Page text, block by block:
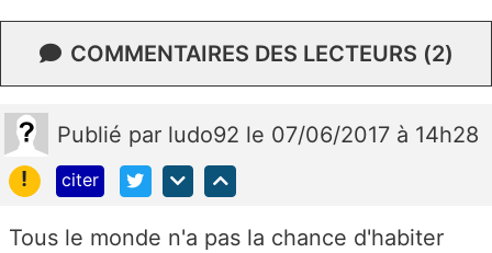
COMMENTAIRES DES LECTEURS (2)
Publié par ludo92 le 07/06/2017 à 14h28
!
citer
Tous le monde n'a pas la chance d'habiter